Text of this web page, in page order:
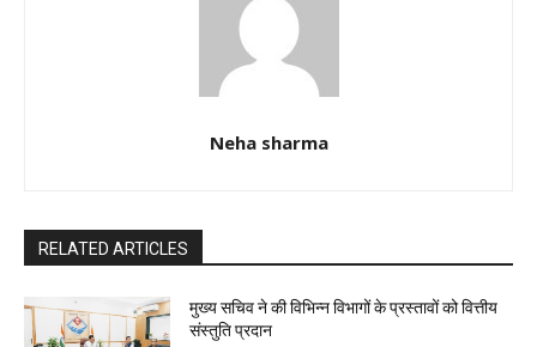
Neha sharma
RELATED ARTICLES
मुख्य सचिव ने की विभिन्न विभागों के प्रस्तावों को वित्तीय
संस्तुति प्रदान